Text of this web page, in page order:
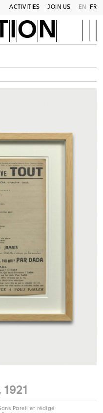
ACTIVITIES JOIN US EN FR
1921
Pareil et rédigé